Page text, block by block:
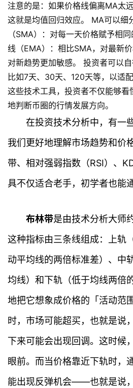
注意的是：如果价格线偏离MA太
这就是均值回归效应。 MA可以细
（SMA）：对每一天价格赋予相
线（EMA）：相比SMA，对最新
对新趋势更加敏感。 投资者可以自
比如7天、30天、120天等，以适
这些技术工具，投资者不仅能够看
地判断币圈的行情发展方向。
在投资技术分析中，有一
我们更好地理解市场趋势和价
带、相对强弱指数（RSI）、
具不仅适合老手，初学者也能
布林带是由技术分析大师
这种指标由三条线组成：上轨
动平均线的两倍标准差）、中
均线）和下轨（低于均线两倍
地把它想象成价格的「活动范
时，市场可能超买，也就是说
下来可能会出现回调。这时候
眼前。而当价格靠近下轨时，
能出现反弹机会——也就是说，